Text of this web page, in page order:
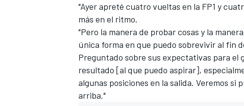
"Ayer apreté cuatro vueltas en la FP1 y
más en el ritmo.
"Pero la manera de probar cosas y la
única forma en que puedo sobrevivir al fin
Preguntado sobre sus expectativas para el
resultado [al que puedo aspirar],
algunas posiciones en la salida. Veremos
arriba."